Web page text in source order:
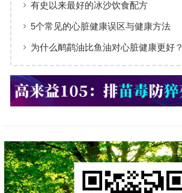
有史以来最好的冰沙饮食配方
5个常见的心脏健康误区与健康方法
为什么鸸鹋油比鱼油对心脏健康更好？